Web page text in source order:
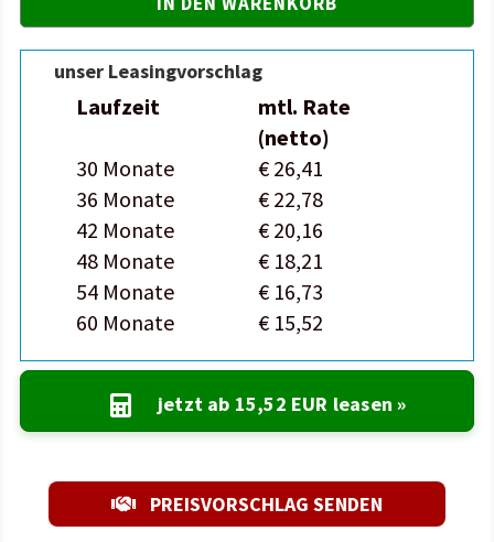
unser Leasingvorschlag
Laufzeit
mtl. Rate
(netto)
30 Monate
€ 26,41
36 Monate
€ 22,78
42 Monate
€ 20,16
48 Monate
€ 18,21
54 Monate
€ 16,73
60 Monate
€ 15,52
jetzt ab 15,52 EUR leasen »
PREISVORSCHLAG SENDEN